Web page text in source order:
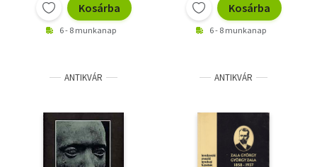
Kosárba
6 - 8 munkanap
Kosárba
6 - 8 munkanap
ANTIKVÁR ANTIKVÁR